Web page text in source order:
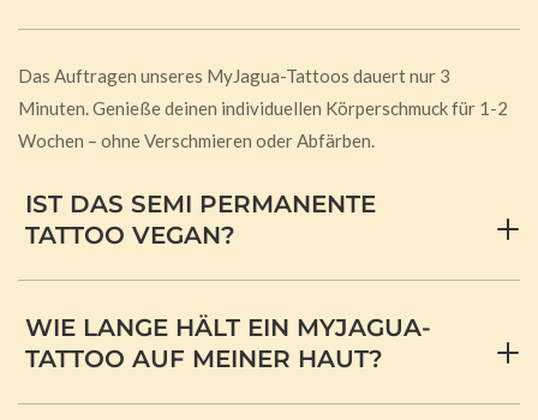
Das Auftragen unseres MyJagua-Tattoos dauert nur 3
Minuten. Genieße deinen individuellen Körperschmuck für 1-2
Wochen – ohne Verschmieren oder Abfärben.
IST DAS SEMI PERMANENTE
TATTOO VEGAN?
WIE LANGE HÄLT EIN MYJAGUA-
TATTOO AUF MEINER HAUT?